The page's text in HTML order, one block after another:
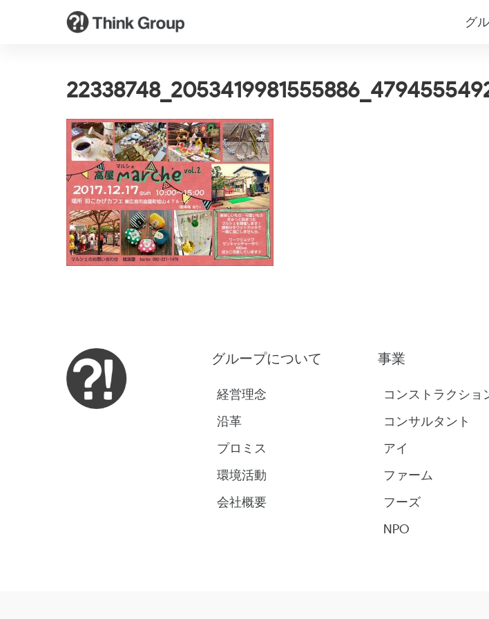
グ
グループについて
経営理念
沿革
プロミス
環境活動
会社概要
事業
コンストラクショ
コンサルタント
アイ
ファーム
フーズ
NPO